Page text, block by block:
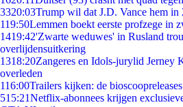
3320:03Trump wil dat J.D. Vance hem in
119:50Lemmen boekt eerste profzege in
1419:42'Zwarte weduwes' in Rusland
overlijdensuitkering
1318:20Zangeres en Idols-jurylid Jerney
overleden
116:00Trailers kijken: de
515:21Netflix-abonnees krijgen